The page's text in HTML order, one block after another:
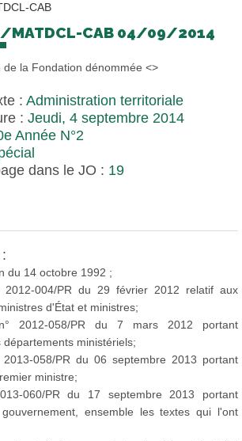
CAB
MATDCL-CAB 04/09/2014
de la Fondation dénommée <>
: Administration territoriale
: Jeudi, 4 septembre 2014
Année N°2
dans le JO : 19
du 14 octobre 1992 ;
004/PR du 29 février 2012 relatif aux
d'État et ministres;
2012-058/PR du 7 mars 2012 portant
ministériels;
058/PR du 06 septembre 2013 portant
ministre;
060/PR du 17 septembre 2013 portant
ensemble les textes qui l'ont